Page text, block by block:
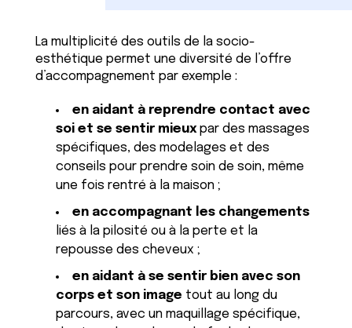
La multiplicité des outils de la socio-
esthétique permet une diversité de l’offre
d’accompagnement par exemple :
en aidant à reprendre contact avec
soi et se sentir mieuxpar des massages
spécifiques, des modelages et des
conseils pour prendre soin de soin, même
une fois rentré à la maison ;
en accompagnant les changements
liés à la pilosité ou à la perte et la
repousse des cheveux ;
en aidant à se sentir bien avec son
corps et son image tout au long du
parcours, avec un maquillage spécifique,